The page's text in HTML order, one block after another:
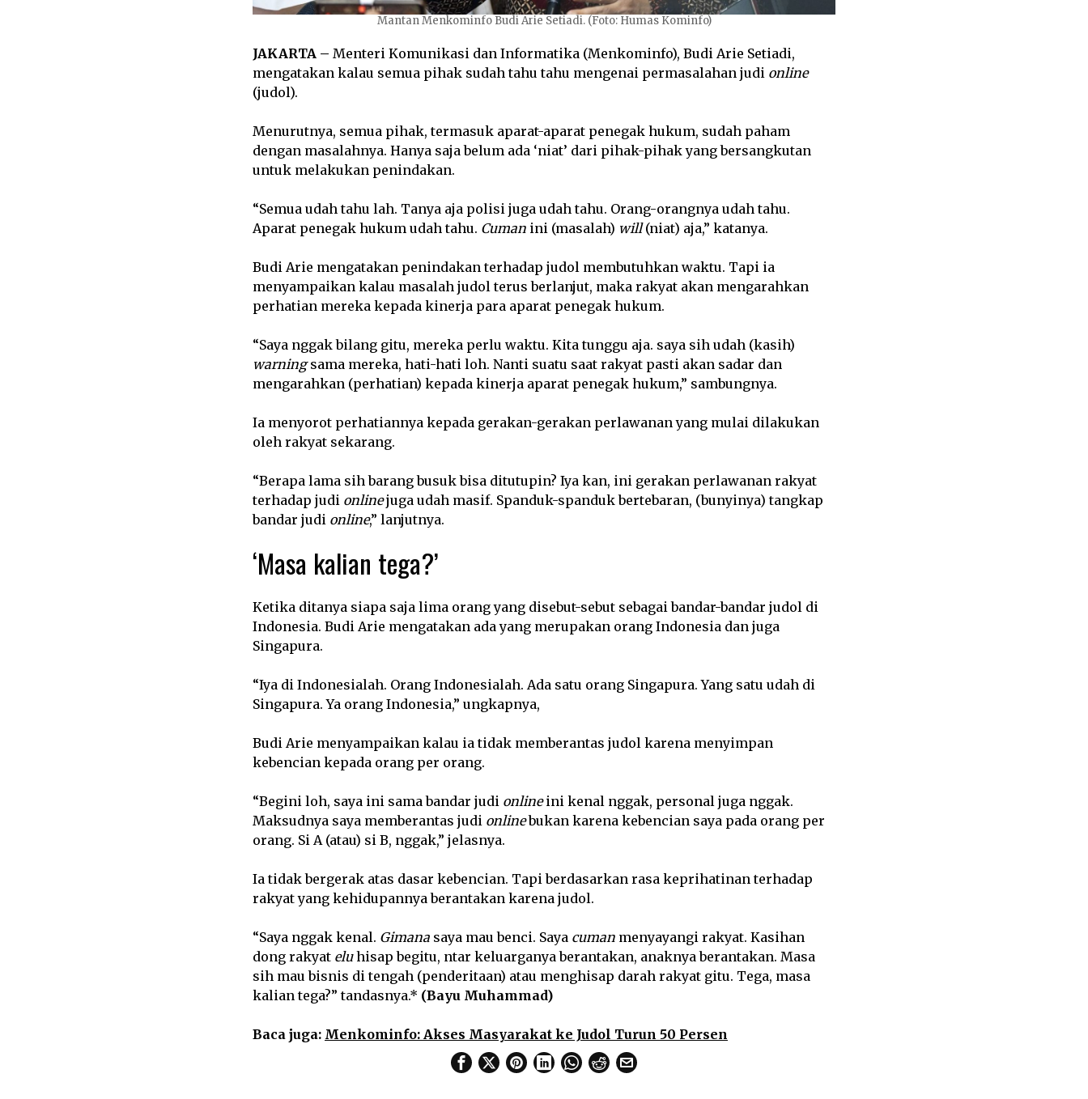
Mantan Menkominfo Budi Arie Setiadi. (Foto: Humas Kominfo)
JAKARTA – Menteri Komunikasi dan Informatika (Menkominfo), Budi Arie Setiadi,
mengatakan kalau semua pihak sudah tahu tahu mengenai permasalahan judi online
(judol).
Menurutnya, semua pihak, termasuk aparat-aparat penegak hukum, sudah paham
dengan masalahnya. Hanya saja belum ada ‘niat’ dari pihak-pihak yang bersangkutan
untuk melakukan penindakan.
“Semua udah tahu lah. Tanya aja polisi juga udah tahu. Orang-orangnya udah tahu.
Aparat penegak hukum udah tahu. Cuman ini (masalah) will(niat) aja,” katanya.
Budi Arie mengatakan penindakan terhadap judol membutuhkan waktu. Tapi ia
menyampaikan kalau masalah judol terus berlanjut, maka rakyat akan mengarahkan
perhatian mereka kepada kinerja para aparat penegak hukum.
“Saya nggak bilang gitu, mereka perlu waktu. Kita tunggu aja. saya sih udah (kasih)
warningsama mereka, hati-hati loh. Nanti suatu saat rakyat pasti akan sadar dan
mengarahkan (perhatian) kepada kinerja aparat penegak hukum,” sambungnya.
Ia menyorot perhatiannya kepada gerakan-gerakan perlawanan yang mulai dilakukan
oleh rakyat sekarang.
“Berapa lama sih barang busuk bisa ditutupin? Iya kan, ini gerakan perlawanan rakyat
terhadap judi onlinejuga udah masif. Spanduk-spanduk bertebaran, (bunyinya) tangkap
bandar judi online,” lanjutnya.
‘Masa kalian tega?’
Ketika ditanya siapa saja lima orang yang disebut-sebut sebagai bandar-bandar judol di
Indonesia. Budi Arie mengatakan ada yang merupakan orang Indonesia dan juga
Singapura.
“Iya di Indonesialah. Orang Indonesialah. Ada satu orang Singapura. Yang satu udah di
Singapura. Ya orang Indonesia,” ungkapnya,
Budi Arie menyampaikan kalau ia tidak memberantas judol karena menyimpan
kebencian kepada orang per orang.
“Begini loh, saya ini sama bandar judi onlineini kenal nggak, personal juga nggak.
Maksudnya saya memberantas judi onlinebukan karena kebencian saya pada orang per
orang. Si A (atau) si B, nggak,” jelasnya.
Ia tidak bergerak atas dasar kebencian. Tapi berdasarkan rasa keprihatinan terhadap
rakyat yang kehidupannya berantakan karena judol.
“Saya nggak kenal. Gimana saya mau benci. Saya cuman menyayangi rakyat. Kasihan
dong rakyat eluhisap begitu, ntar keluarganya berantakan, anaknya berantakan. Masa
sih mau bisnis di tengah (penderitaan) atau menghisap darah rakyat gitu. Tega, masa
kalian tega?” tandasnya.* (Bayu Muhammad)
Baca juga: Menkominfo: Akses Masyarakat ke Judol Turun 50 Persen